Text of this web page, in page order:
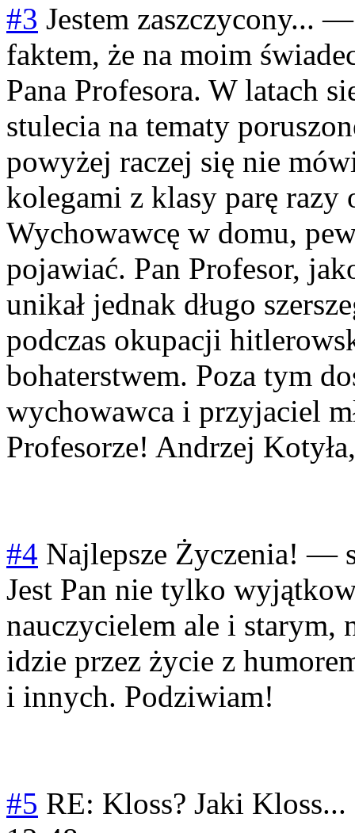
#3 Jestem zaszczycony...
faktem, że na moim
Pana Profesora. W latach
stulecia na tematy
powyżej raczej się nie
kolegami z klasy parę razy
Wychowawcę w domu,
pojawiać. Pan Profesor,
unikał jednak długo
podczas okupacji
bohaterstwem. Poza tym
wychowawca i przyjaciel
Profesorze! Andrzej
#4 Najlepsze Życzenia! —
Jest Pan nie tylko
nauczycielem ale i starym,
idzie przez życie z
i innych. Podziwiam!
#5 RE: Kloss? Jaki